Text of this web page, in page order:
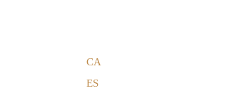
CA
ES